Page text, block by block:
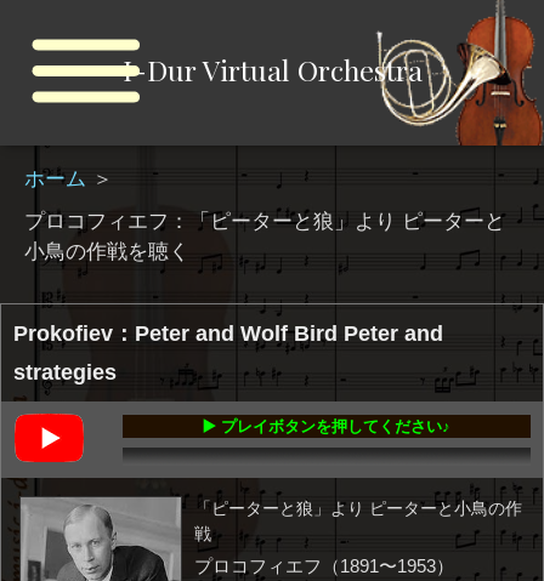
I-Dur Virtual Orchestra
ホーム ＞
プロコフィエフ：「ピーターと狼」より ピーターと
小鳥の作戦を聴く
Prokofiev：Peter and Wolf Bird Peter and
strategies
▶️ プレイボタンを押してください♪
「ピーターと狼」より ピーターと小鳥の作
戦
プロコフィエフ（1891〜1953）